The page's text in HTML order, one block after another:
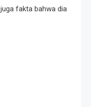
fakta bahwa dia